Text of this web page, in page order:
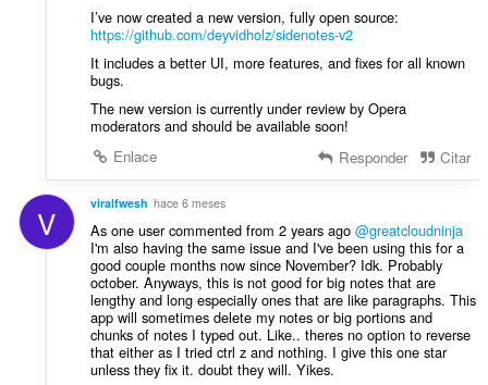
s
:
c
i
o
e
s
I’ve now created a new version, fully open source:
https://github.com/deyvidholz/sidenotes-v2
It includes a better UI, more features, and fixes for all known
bugs.
The new version is currently under review by Opera
moderators and should be available soon!
Enlace
Responder Citar
V viralfwesh hace 6 meses
As one user commented from 2 years ago @greatcloudninja
I'm also having the same issue and I've been using this for a
good couple months now since November? Idk. Probably
october. Anyways, this is not good for big notes that are
lengthy and long especially ones that are like paragraphs. This
app will sometimes delete my notes or big portions and
chunks of notes I typed out. Like.. theres no option to reverse
that either as I tried ctrl z and nothing. I give this one star
unless they fix it. doubt they will. Yikes.